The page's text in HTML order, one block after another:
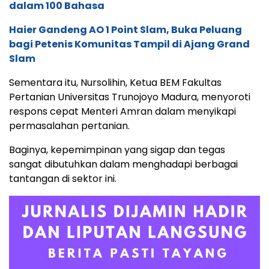
dalam 100 Bahasa
Haier Gandeng AO 1 Point Slam, Buka Peluang
bagi Petenis Komunitas Tampil di Ajang Grand
Slam
Sementara itu, Nursolihin, Ketua BEM Fakultas
Pertanian Universitas Trunojoyo Madura, menyoroti
respons cepat Menteri Amran dalam menyikapi
permasalahan pertanian.
Baginya, kepemimpinan yang sigap dan tegas
sangat dibutuhkan dalam menghadapi berbagai
tantangan di sektor ini.